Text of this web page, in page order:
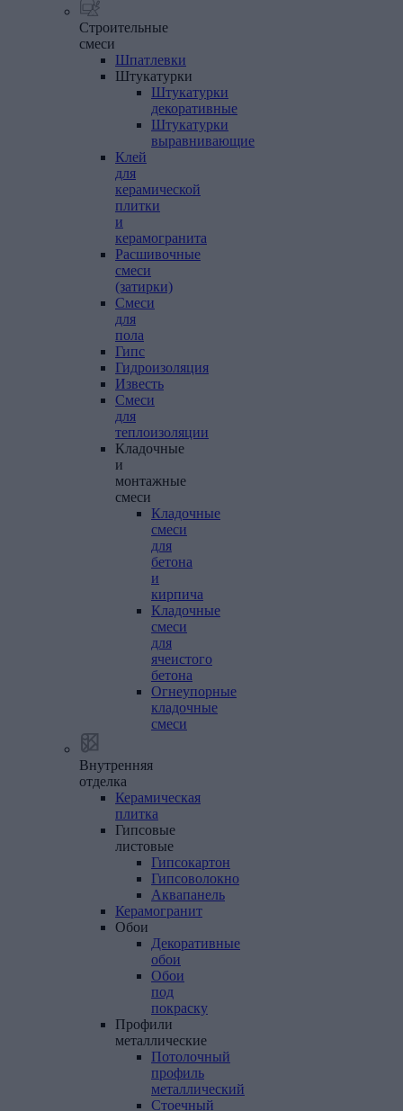
Строительные
смеси
Шпатлевки
Штукатурки
Штукатурки
декоративные
Штукатурки
выравнивающие
Клей
для
керамической
плитки
и
керамогранита
Расшивочные
смеси
(затирки)
Смеси
для
пола
Гипс
Гидроизоляция
Известь
Смеси
для
теплоизоляции
Кладочные
и
монтажные
смеси
Кладочные
смеси
для
бетона
и
кирпича
Кладочные
смеси
для
ячеистого
бетона
Огнеупорные
кладочные
смеси
Внутренняя
отделка
Керамическая
плитка
Гипсовые
листовые
Гипсокартон
Гипсоволокно
Аквапанель
Керамогранит
Обои
Декоративные
обои
Обои
под
покраску
Профили
металлические
Потолочный
профиль
металлический
Стоечный